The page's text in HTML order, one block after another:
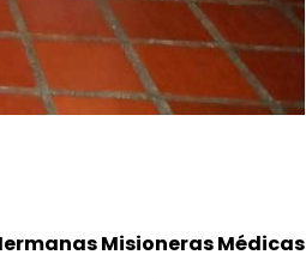
Misioneras Médicas